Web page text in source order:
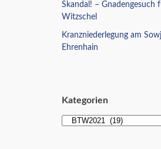
Skandal! – Gnadengesuch
Witzschel
Kranzniederlegung am
Ehrenhain
Kategorien